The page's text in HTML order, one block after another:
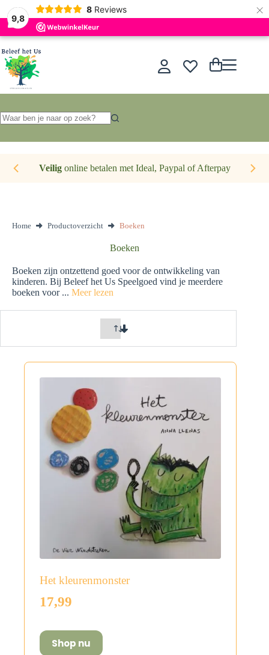
9,8
8 Reviews ×
Ga
naar
de
inhoud
Winkelwagen
resultaten
Veiligonline betalen met Ideal, Paypal of Afterpay
Home Productoverzicht Boeken
Boeken
Boeken zijn ontzettend goed voor de ontwikkeling van
kinderen. Bij Beleef het Us Speelgoed vind je meerdere
boeken voor ... Meer lezen
Het kleurenmonster
17,99
Shop nu